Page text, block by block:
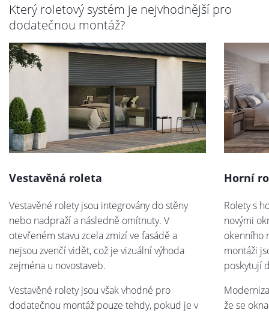
Který roletový systém je nejvhodnější pro
dodatečnou montáž?
Vestavěná roleta
Vestavěné rolety jsou integrovány do stěny
nebo nadpraží a následně omítnuty. V
otevřeném stavu zcela zmizí ve fasádě a
nejsou zvenčí vidět, což je vizuální výhoda
zejména u novostaveb.
Vestavěné rolety jsou však vhodné pro
dodatečnou montáž pouze tehdy, pokud je v
Horní
Rolety s
novými
okenního
montáži
poskytují
že se